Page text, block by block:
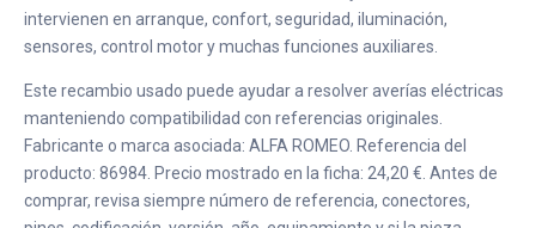
intervienen en arranque, confort, seguridad, iluminación,
sensores, control motor y muchas funciones auxiliares.
Este recambio usado puede ayudar a resolver averías eléctricas
manteniendo compatibilidad con referencias originales.
Fabricante o marca asociada: ALFA ROMEO. Referencia del
producto: 86984. Precio mostrado en la ficha: 24,20 €. Antes de
comprar, revisa siempre número de referencia, conectores,